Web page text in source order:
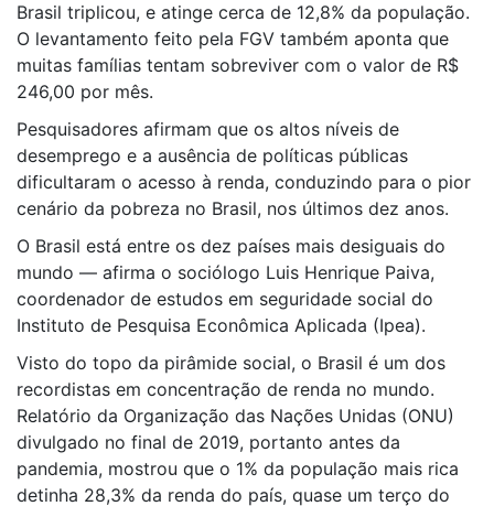
Brasil triplicou, e atinge cerca de 12,8% da população.
O levantamento feito pela FGV também aponta que
muitas famílias tentam sobreviver com o valor de R$
246,00 por mês.
Pesquisadores afirmam que os altos níveis de
desemprego e a ausência de políticas públicas
dificultaram o acesso à renda, conduzindo para o pior
cenário da pobreza no Brasil, nos últimos dez anos.
O Brasil está entre os dez países mais desiguais do
mundo — afirma o sociólogo Luis Henrique Paiva,
coordenador de estudos em seguridade social do
Instituto de Pesquisa Econômica Aplicada (Ipea).
Visto do topo da pirâmide social, o Brasil é um dos
recordistas em concentração de renda no mundo.
Relatório da Organização das Nações Unidas (ONU)
divulgado no final de 2019, portanto antes da
pandemia, mostrou que o 1% da população mais rica
detinha 28,3% da renda do país, quase um terço do